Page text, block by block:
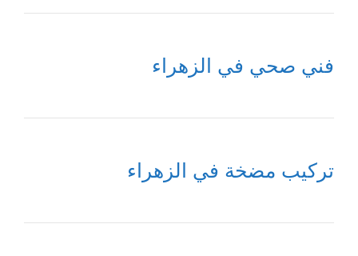
فني صحي في الزهراء
تركيب مضخة في الزهراء